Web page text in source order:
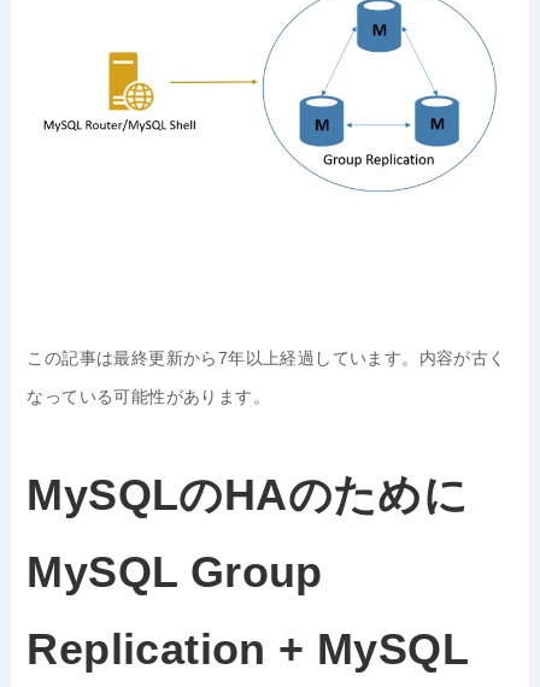
この記事は最終更新から7年以上経過しています。内容が古く
なっている可能性があります。
MySQLのHAのために
MySQL Group
Replication + MySQL